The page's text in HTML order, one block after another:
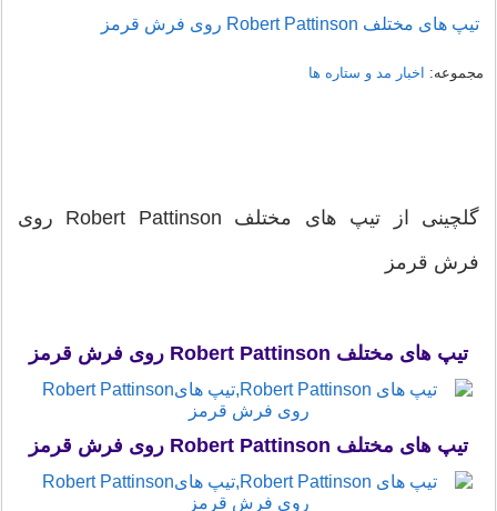
تیپ های مختلف Robert Pattinson روی فرش قرمز
مجموعه: اخبار مد و ستاره ها
گلچینی از تیپ های مختلف Robert Pattinson روی
فرش قرمز
تیپ های مختلف Robert Pattinson روی فرش قرمز
تیپ های مختلف Robert Pattinson روی فرش قرمز